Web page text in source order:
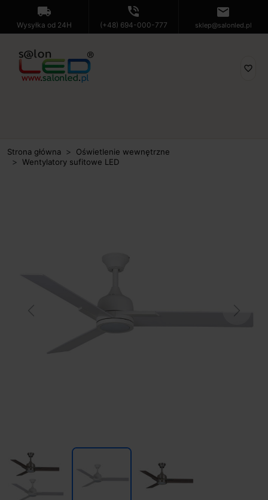
local_shipping
Wysyłka od 24H
phone_in_talk
(+48) 694-000-777
mail
sklep@salonled.pl
favorite_border
Strona główna
Oświetlenie wewnętrzne
Wentylatory sufitowe LED
Next